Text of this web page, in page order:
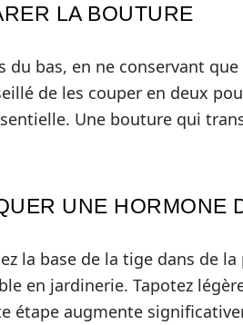
LA BOUTURE
du bas, en ne conservant
de les couper en deux
Une bouture qui
UNE HORMONE
la base de la tige dans de
en jardinerie. Tapotez
étape augmente